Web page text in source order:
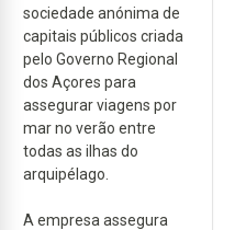
sociedade anónima de
capitais públicos criada
pelo Governo Regional
dos Açores para
assegurar viagens por
mar no verão entre
todas as ilhas do
arquipélago.
A empresa assegura